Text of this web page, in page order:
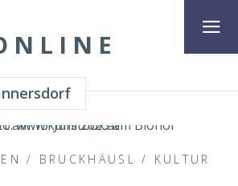
/ BRUCKHÄUSL / KULTUR